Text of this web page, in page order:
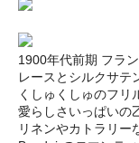
1900年代前期 フラ
レースとシルクサテ
くしゅくしゅのフリ
愛らしさいっぱいの
リネンやカトラリー